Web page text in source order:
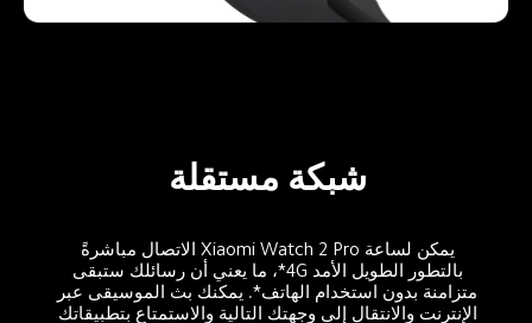
شبكة مستقلة
يمكن لساعة Xiaomi Watch 2 Pro الاتصال مباشرةً
بالتطور الطويل الأمد 4G*، ما يعني أن رسائلك ستبقى
متزامنة بدون استخدام الهاتف*. يمكنك بث الموسيقى عبر
الإنترنت والانتقال إلى وجهتك التالية والاستمتاع بتطبيقاتك